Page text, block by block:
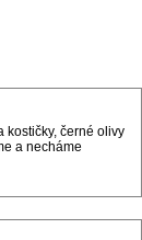
kostičky, černé olivy
a necháme